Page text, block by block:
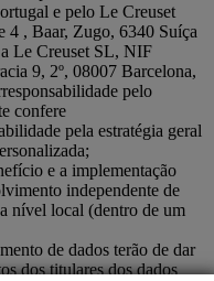
e pelo Le Creuset
4 , Baar, Zugo, 6340 Suíça
Le Creuset SL, NIF
9, 2º, 08007 Barcelona,
pelo
confere
pela estratégia geral
e a implementação
independente de
nível local (dentro de um
de dados terão de dar
dos titulares dos dados